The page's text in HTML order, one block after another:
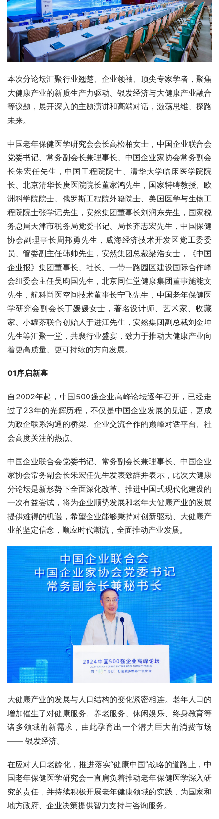
本次分论坛汇聚行业翘楚、企业领袖、顶尖专家学者，聚焦
大健康产业的新质生产力驱动、银发经济与大健康产业融合
等议题，展开深入的主题演讲和高端对话，激荡思维、探路
未来。
中国老年保健医学研究会会长高松柏女士，中国企业联合会
党委书记、常务副会长兼理事长、中国企业家协会常务副会
长朱宏任先生，中国工程院院士、清华大学临床医学院院
长、北京清华长庚医院院长董家鸿先生，国家特聘教授、欧
洲科学院院士、俄罗斯工程院外籍院士、美国医学与生物工
程院院士张学记先生，安然集团董事长刘润东先生，国家税
务总局天津市税务局党委书记、局长齐志宏先生，中国保健
协会副理事长周邦勇先生，威海经济技术开发区党工委委
员、管委副主任韩帅先生，安然集团总裁梁浩女士，《中国
企业报》集团董事长、社长、一带一路园区建设国际合作峰
会组委会主任吴昀国先生，北京同仁堂健康集团董事施能文
先生，航科尚医空间技术董事长宁飞先生，中国老年保健医
学研究会副会长丁媛媛女士，著名设计师、艺术家、收藏
家、小罐茶联合创始人于进江先生，安然集团副总裁刘金坤
先生等汇聚一堂，共襄行业盛宴，致力于推动大健康产业向
着更高质量、更可持续的方向发展。
01序启新幕
自2002年起，中国500强企业高峰论坛逐年召开，已经走
过了23年的光辉历程，不仅是中国企业发展的见证，更成
为政企联系沟通的桥梁、企业交流合作的巅峰对话平台、社
会高度关注的热点。
中国企业联合会党委书记、常务副会长兼理事长、中国企业
家协会常务副会长朱宏任先生发表致辞并表示，此次大健康
分论坛是新形势下全面深化改革、推进中国式现代化建设的
一次有益尝试，将为企业顺势发展和老年大健康产业的发展
提供难得的机遇，希望企业能够秉持对创新驱动、大健康产
业的坚定信念，顺应时代潮流，全面推动产业发展。
大健康产业的发展与人口结构的变化紧密相连。老年人口的
增加催生了对健康服务、养老服务、休闲娱乐、终身教育等
诸多领域的新需求，由此孕育出一个潜力巨大的消费市场
—— 银发经济。
在应对人口老龄化，推进落实“健康中国”战略的道路上，中
国老年保健医学研究会一直肩负着推动老年保健医学深入研
究的责任，并持续积极开展老年健康领域的实践，为国家和
地方政府、企业决策提供智力支持与咨询服务。